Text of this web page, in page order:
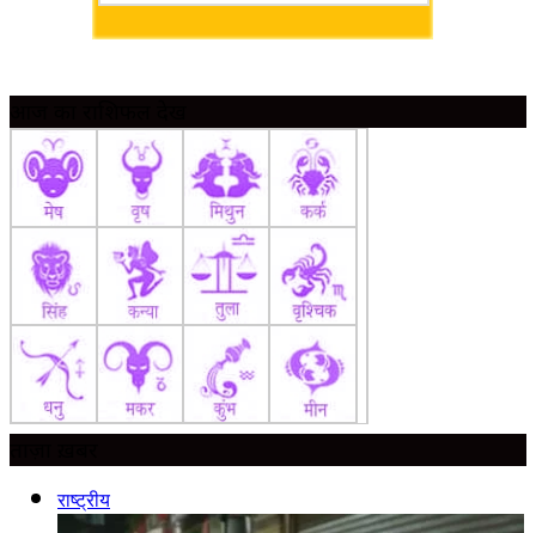
राष्ट्रीय